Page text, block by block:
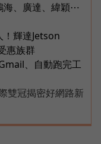
海、廣達、緯穎⋯
輝達Jetson
惠族群
、自動跑完工
雙冠揭密好網路新